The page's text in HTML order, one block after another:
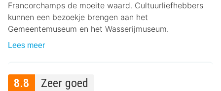
Francorchamps de moeite waard. Cultuurliefhebbers
kunnen een bezoekje brengen aan het
Gemeentemuseum en het Wasserijmuseum.
Lees meer
8.8 Zeer goed